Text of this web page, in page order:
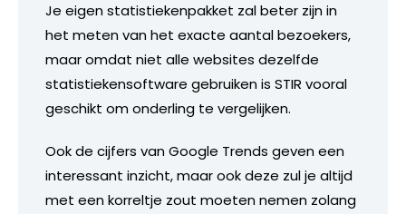
Je eigen statistiekenpakket zal beter zijn in
het meten van het exacte aantal bezoekers,
maar omdat niet alle websites dezelfde
statistiekensoftware gebruiken is STIR vooral
geschikt om onderling te vergelijken.
Ook de cijfers van Google Trends geven een
interessant inzicht, maar ook deze zul je altijd
met een korreltje zout moeten nemen zolang